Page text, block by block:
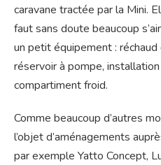
caravane tractée par la Mini.
faut sans doute beaucoup
un petit équipement :
réservoir à pompe,
compartiment froid.
Comme beaucoup d’autres
l’objet d’aménagements
par exemple Yatto Concept,